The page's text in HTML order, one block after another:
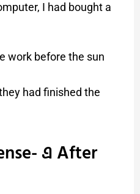
I had bought a
work before the sun
had finished the
এ After